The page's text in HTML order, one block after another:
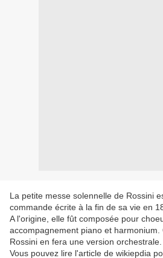
La petite messe solennelle de Rossini
commande écrite à la fin de sa vie en
A l'origine, elle fût composée pour
accompagnement piano et
Rossini en fera une version orchestrale.
Vous pouvez lire l'article de wikiepdia